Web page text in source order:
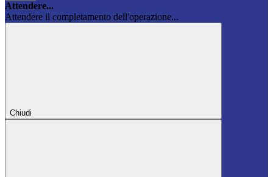
Attendere...
Attendere il completamento dell'operazione...
Chiudi